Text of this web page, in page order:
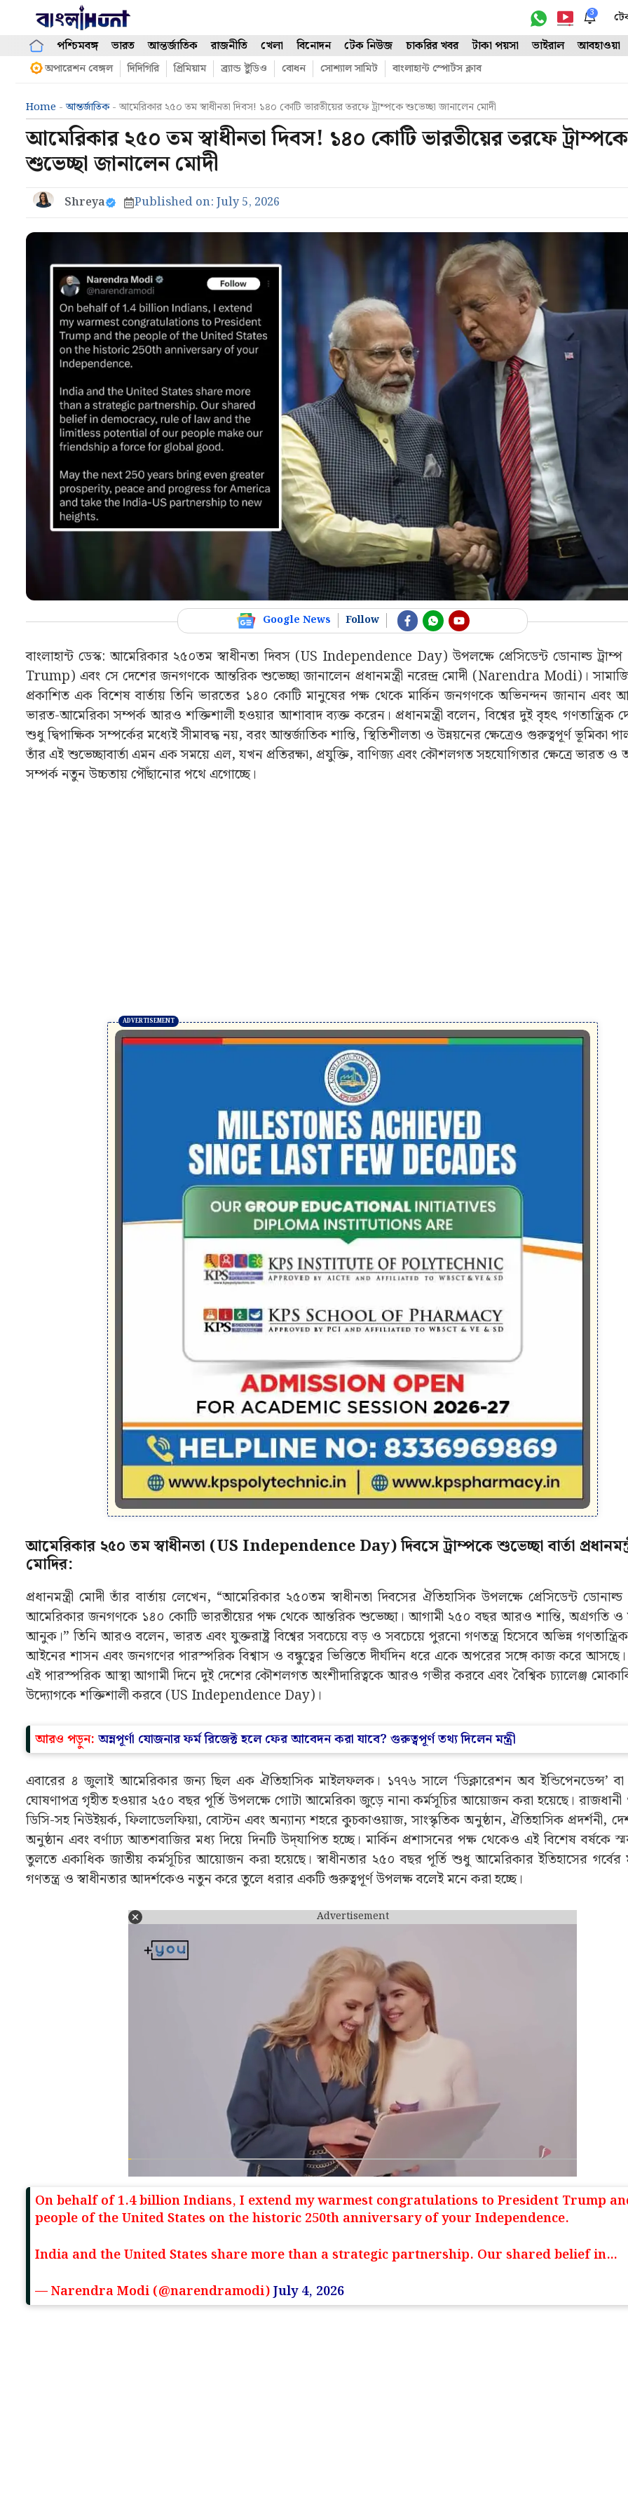
content
3
পশ্চিমবঙ্গ ভারত আন্তর্জাতিক রাজনীতি খেলা বিনোদন টেক নিউজ চাকরির খবর টাকা পয়সা ভাইরাল আবহাওয়া
অপারেশন বেঙ্গল দিদিগিরি প্রিমিয়াম ব্র্যান্ড ষ্টুডিও বোধন সোশ্যাল সামিট বাংলাহান্ট স্পোর্টস ক্লাব
Home -আন্তর্জাতিক- আমেরিকার ২৫০ তম স্বাধীনতা দিবস! ১৪০ কোটি ভারতীয়ের তরফে ট্রাম্পকে শুভেচ্ছা জানালেন মোদী
আমেরিকার ২৫০ তম স্বাধীনতা দিবস! ১৪০ কোটি ভারতীয়ের তরফে ট্রাম্পকে
শুভেচ্ছা জানালেন মোদী
Shreya Published on: July 5, 2026
Google News Follow
বাংলাহান্ট ডেস্ক: আমেরিকার ২৫০তম স্বাধীনতা দিবস (US Independence Day) উপলক্ষে প্রেসিডেন্ট ডোনাল্ড
Trump) এবং সে দেশের জনগণকে আন্তরিক শুভেচ্ছা জানালেন প্রধানমন্ত্রী নরেন্দ্র মোদী (Narendra Modi)।
প্রকাশিত এক বিশেষ বার্তায় তিনি ভারতের ১৪০ কোটি মানুষের পক্ষ থেকে মার্কিন জনগণকে অভিনন্দন জানান এবং
ভারত-আমেরিকা সম্পর্ক আরও শক্তিশালী হওয়ার আশাবাদ ব্যক্ত করেন। প্রধানমন্ত্রী বলেন, বিশ্বের দুই বৃহৎ গণতান্ত্রিক
শুধু দ্বিপাক্ষিক সম্পর্কের মধ্যেই সীমাবদ্ধ নয়, বরং আন্তর্জাতিক শান্তি, স্থিতিশীলতা ও উন্নয়নের ক্ষেত্রেও গুরুত্বপূর্ণ ভূমিকা
তাঁর এই শুভেচ্ছাবার্তা এমন এক সময়ে এল, যখন প্রতিরক্ষা, প্রযুক্তি, বাণিজ্য এবং কৌশলগত সহযোগিতার ক্ষেত্রে ভারত ও
সম্পর্ক নতুন উচ্চতায় পৌঁছানোর পথে এগোচ্ছে।
আমেরিকার ২৫০ তম স্বাধীনতা (US Independence Day) দিবসে ট্রাম্পকে শুভেচ্ছা বার্তা
মোদির:
প্রধানমন্ত্রী মোদী তাঁর বার্তায় লেখেন, “আমেরিকার ২৫০তম স্বাধীনতা দিবসের ঐতিহাসিক উপলক্ষে প্রেসিডেন্ট ডোনাল্ড
আমেরিকার জনগণকে ১৪০ কোটি ভারতীয়ের পক্ষ থেকে আন্তরিক শুভেচ্ছা। আগামী ২৫০ বছর আরও শান্তি, অগ্রগতি ও
আনুক।” তিনি আরও বলেন, ভারত এবং যুক্তরাষ্ট্র বিশ্বের সবচেয়ে বড় ও সবচেয়ে পুরনো গণতন্ত্র হিসেবে অভিন্ন
আইনের শাসন এবং জনগণের পারস্পরিক বিশ্বাস ও বন্ধুত্বের ভিত্তিতে দীর্ঘদিন ধরে একে অপরের সঙ্গে কাজ করে
এই পারস্পরিক আস্থা আগামী দিনে দুই দেশের কৌশলগত অংশীদারিত্বকে আরও গভীর করবে এবং বৈশ্বিক চ্যালেঞ্জ
উদ্যোগকে শক্তিশালী করবে (US Independence Day)।
আরও পড়ুন: অন্নপূর্ণা যোজনার ফর্ম রিজেক্ট হলে ফের আবেদন করা যাবে? গুরুত্বপূর্ণ তথ্য দিলেন মন্ত্রী
এবারের ৪ জুলাই আমেরিকার জন্য ছিল এক ঐতিহাসিক মাইলফলক। ১৭৭৬ সালে ‘ডিক্লারেশন অব ইন্ডিপেনডেন্স’ বা
ঘোষণাপত্র গৃহীত হওয়ার ২৫০ বছর পূর্তি উপলক্ষে গোটা আমেরিকা জুড়ে নানা কর্মসূচির আয়োজন করা হয়েছে। রাজধানী
ডিসি-সহ নিউইয়র্ক, ফিলাডেলফিয়া, বোস্টন এবং অন্যান্য শহরে কুচকাওয়াজ, সাংস্কৃতিক অনুষ্ঠান, ঐতিহাসিক প্রদর্শনী,
অনুষ্ঠান এবং বর্ণাঢ্য আতশবাজির মধ্য দিয়ে দিনটি উদ্‌যাপিত হচ্ছে। মার্কিন প্রশাসনের পক্ষ থেকেও এই বিশেষ বর্ষকে
তুলতে একাধিক জাতীয় কর্মসূচির আয়োজন করা হয়েছে। স্বাধীনতার ২৫০ বছর পূর্তি শুধু আমেরিকার ইতিহাসের গর্বের
গণতন্ত্র ও স্বাধীনতার আদর্শকেও নতুন করে তুলে ধরার একটি গুরুত্বপূর্ণ উপলক্ষ বলেই মনে করা হচ্ছে।
Advertisement
On behalf of 1.4 billion Indians, I extend my warmest congratulations to President Trump
people of the United States on the historic 250th anniversary of your Independence.
India and the United States share more than a strategic partnership. Our shared belief in…
— Narendra Modi (@narendramodi)July 4, 2026